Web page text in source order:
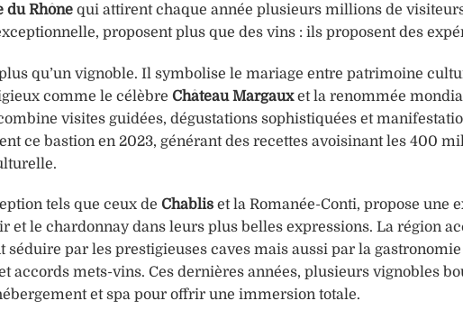
du Rhône qui attirent chaque année plusieurs millions de
proposent plus que des vins : ils proposent des
qu’un vignoble. Il symbolise le mariage entre patrimoine
comme le célèbre Château Margauxet la renommée
visites guidées, dégustations sophistiquées et
ce bastion en 2023, générant des recettes avoisinant les 400
tels que ceux de Chablis et la Romanée-Conti, propose une
et le chardonnay dans leurs plus belles expressions. La région
par les prestigieuses caves mais aussi par la
accords mets-vins. Ces dernières années, plusieurs vignobles
et spa pour offrir une immersion totale.